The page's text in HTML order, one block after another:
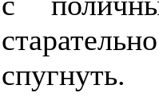
спугнуть.